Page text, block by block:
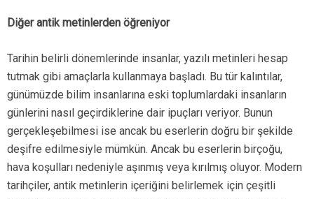
Diğer antik metinlerden öğreniyor
Tarihin belirli dönemlerinde insanlar, yazılı metinleri hesap
tutmak gibi amaçlarla kullanmaya başladı. Bu tür kalıntılar,
günümüzde bilim insanlarına eski toplumlardaki insanların
günlerini nasıl geçirdiklerine dair ipuçları veriyor. Bunun
gerçekleşebilmesi ise ancak bu eserlerin doğru bir şekilde
deşifre edilmesiyle mümkün. Ancak bu eserlerin birçoğu,
hava koşulları nedeniyle aşınmış veya kırılmış oluyor. Modern
tarihçiler, antik metinlerin içeriğini belirlemek için çeşitli